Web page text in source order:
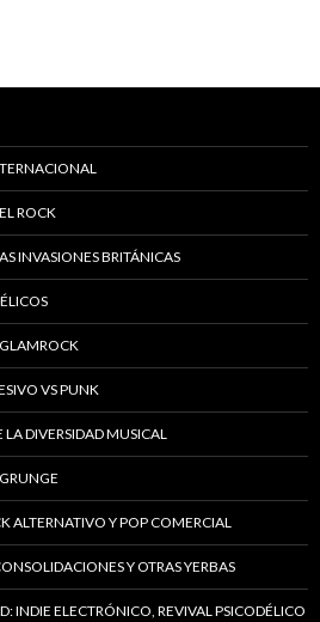
ROCK
INVASIONES BRITÁNICAS
VS PUNK
DIVERSIDAD MUSICAL
ALTERNATIVO Y POP COMERCIAL
Y OTRAS YERBAS
INDIE ELECTRÓNICO, REVIVAL PSICODÉLICO